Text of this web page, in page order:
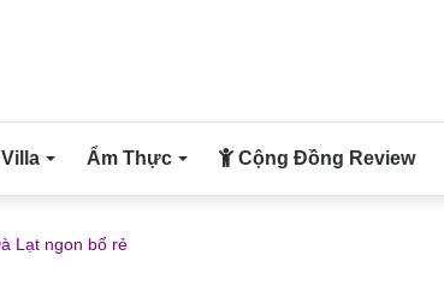
Ẩm Thực Cộng Đồng Review
Lạt ngon bổ rẻ